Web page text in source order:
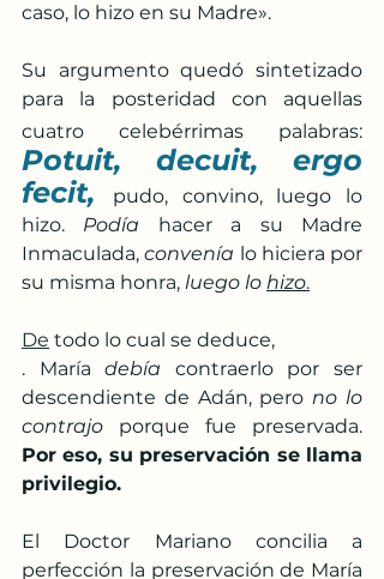
caso, lo hizo en su Madre».
Su argumento quedó sintetizado
para la posteridad con aquellas
cuatro celebérrimas palabras:
Potuit, decuit, ergo
fecit,
pudo, convino, luego lo
hizo. Podía hacer a su Madre
Inmaculada, convenía lo hiciera por
su misma honra, luego lo hizo.
De todo lo cual se deduce,
. María debía contraerlo por ser
descendiente de Adán, pero no lo
contrajo
Por eso, su preservación se llama
privilegio.
El Doctor Mariano concilia a
perfección la preservación de María